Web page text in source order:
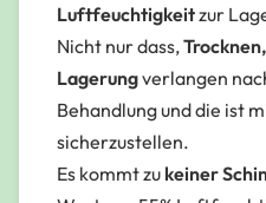
Luftfeuchtigkeitzur
Nicht nur dass,
Lagerungverlangen
Behandlung und die ist
sicherzustellen.
Es kommt zu keiner